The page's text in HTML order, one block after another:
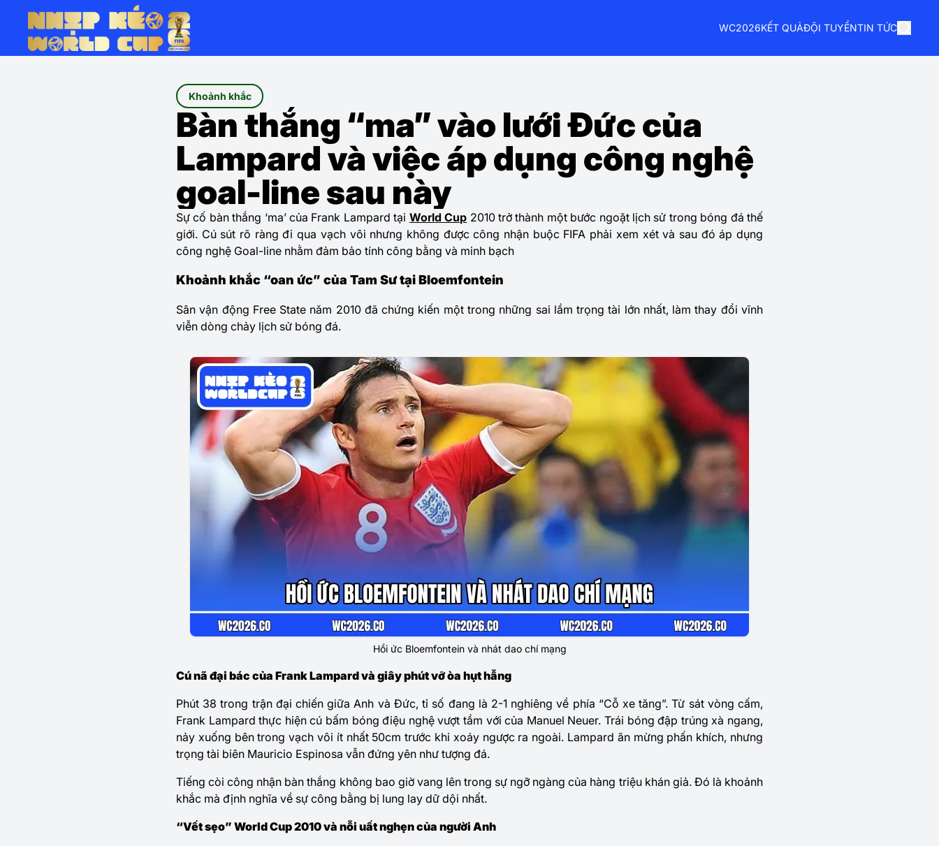
WC2026KẾT QUẢĐỘI TUYỂNTIN TỨC
Khoảnh khắc
Bàn thắng “ma” vào lưới Đức của
Lampard và việc áp dụng công nghệ
goal-line sau này
Sự cố bàn thắng ‘ma’ của Frank Lampard tại World Cup 2010 trở thành một bước ngoặt lịch sử trong bóng đá thế
giới. Cú sút rõ ràng đi qua vạch vôi nhưng không được công nhận buộc FIFA phải xem xét và sau đó áp dụng
công nghệ Goal-line nhằm đảm bảo tính công bằng và minh bạch
Khoảnh khắc “oan ức” của Tam Sư tại Bloemfontein
Sân vận động Free State năm 2010 đã chứng kiến một trong những sai lầm trọng tài lớn nhất, làm thay đổi vĩnh
viễn dòng chảy lịch sử bóng đá.
Hồi ức Bloemfontein và nhát dao chí mạng
Cú nã đại bác của Frank Lampard và giây phút vỡ òa hụt hẫng
Phút 38 trong trận đại chiến giữa Anh và Đức, tỉ số đang là 2-1 nghiêng về phía “Cỗ xe tăng”. Từ sát vòng cấm,
Frank Lampard thực hiện cú bấm bóng điệu nghệ vượt tầm với của Manuel Neuer. Trái bóng đập trúng xà ngang,
nảy xuống bên trong vạch vôi ít nhất 50cm trước khi xoáy ngược ra ngoài. Lampard ăn mừng phấn khích, nhưng
trọng tài biên Mauricio Espinosa vẫn đứng yên như tượng đá.
Tiếng còi công nhận bàn thắng không bao giờ vang lên trong sự ngỡ ngàng của hàng triệu khán giả. Đó là khoảnh
khắc mà định nghĩa về sự công bằng bị lung lay dữ dội nhất.
“Vết sẹo” World Cup 2010 và nỗi uất nghẹn của người Anh